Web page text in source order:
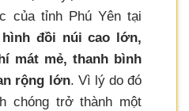
của tỉnh Phú Yên tại
đồi núi cao lớn,
mát mẻ, thanh bình
rộng lớn. Vì lý do đó
chóng trở thành một